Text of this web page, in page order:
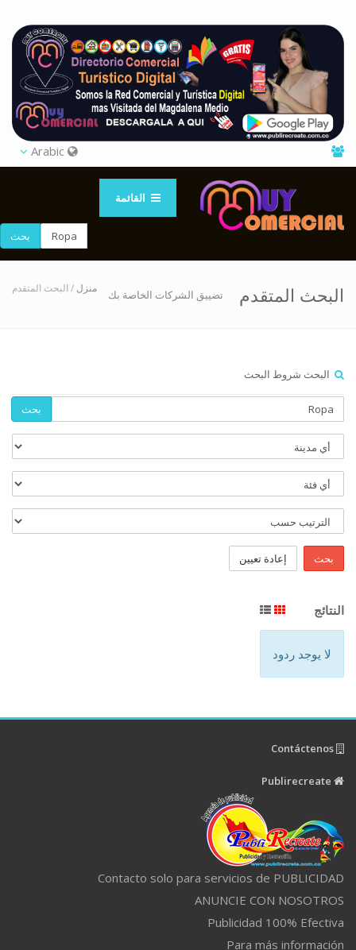
القائمة
بحث
البحث المتقدم تضييق الشركات الخاصة بك منزل / البحث المتقدم
البحث شروط البحث
بحث
بحث إعادة تعيين
النتائج
لا يوجد ردود
Contacto solo para servicios de PUBLICIDAD
ANUNCIE CON NOSOTROS
Publicidad 100% Efectiva
Para más información